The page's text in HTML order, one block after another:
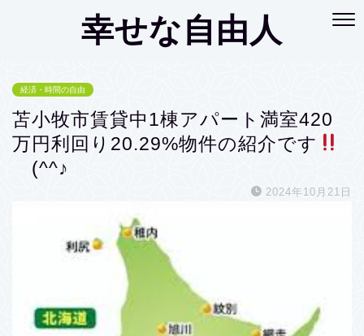
幸せな自由人
経済・時間の自由
苫小牧市賃貸中1棟アパート満室420
万円利回り20.29%物件の紹介です
(^^♪
2024年10月21日